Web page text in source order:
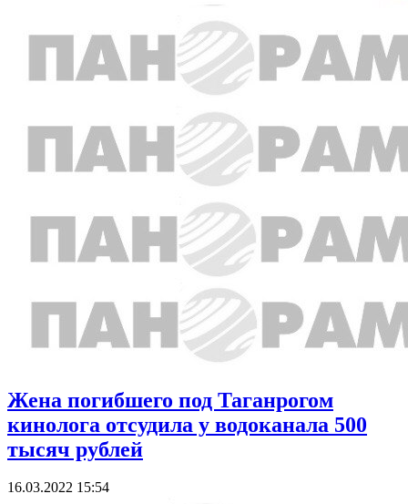
Жена погибшего под Таганрогом
кинолога отсудила у водоканала 500
тысяч рублей
16.03.2022 15:54